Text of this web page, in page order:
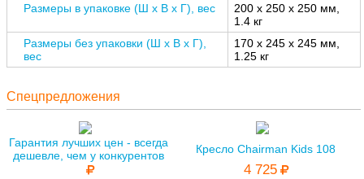
Размеры в упаковке (Ш x В x Г), вес
200 x 250 x 250 мм,
1.4 кг
Размеры без упаковки (Ш x В x Г),
вес
170 x 245 x 245 мм,
1.25 кг
Спецпредложения
Гарантия лучших цен - всегда
дешевле, чем у конкурентов
Кресло Chairman Kids 108
4 725